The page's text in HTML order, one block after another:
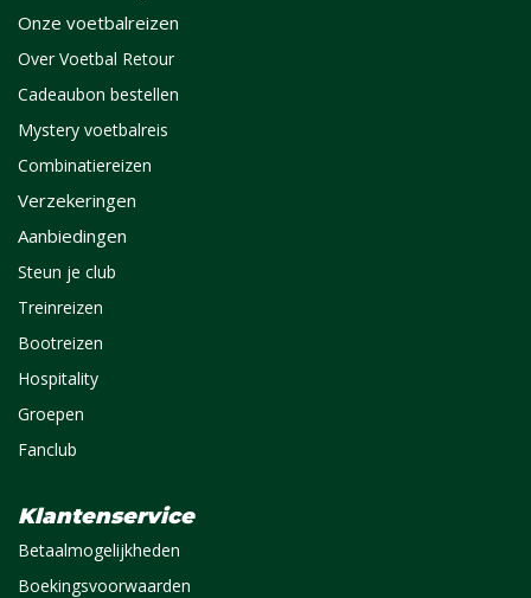
Onze voetbalreizen
Over Voetbal Retour
Cadeaubon bestellen
Mystery voetbalreis
Combinatiereizen
Verzekeringen
Aanbiedingen
Steun je club
Treinreizen
Bootreizen
Hospitality
Groepen
Fanclub
Klantenservice
Betaalmogelijkheden
Boekingsvoorwaarden